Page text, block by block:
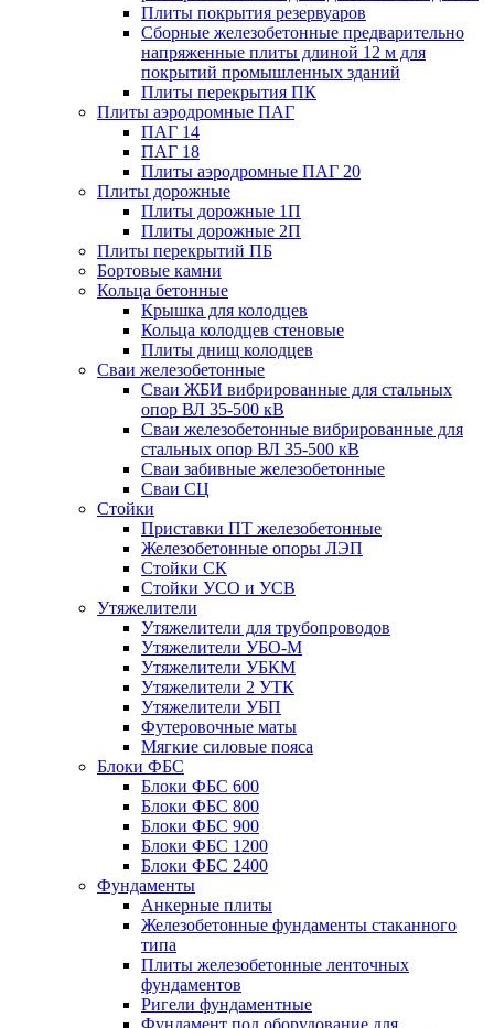
Плиты покрытия резервуаров
Сборные железобетонные предварительно
напряженные плиты длиной 12 м для
покрытий промышленных зданий
Плиты перекрытия ПК
Плиты аэродромные ПАГ
ПАГ 14
ПАГ 18
Плиты аэродромные ПАГ 20
Плиты дорожные
Плиты дорожные 1П
Плиты дорожные 2П
Плиты перекрытий ПБ
Бортовые камни
Кольца бетонные
Крышка для колодцев
Кольца колодцев стеновые
Плиты днищ колодцев
Сваи железобетонные
Сваи ЖБИ вибрированные для стальных
опор ВЛ 35-500 кВ
Сваи железобетонные вибрированные для
стальных опор ВЛ 35-500 кВ
Сваи забивные железобетонные
Сваи СЦ
Стойки
Приставки ПТ железобетонные
Железобетонные опоры ЛЭП
Стойки СК
Стойки УСО и УСВ
Утяжелители
Утяжелители для трубопроводов
Утяжелители УБО-М
Утяжелители УБКМ
Утяжелители 2 УТК
Утяжелители УБП
Футеровочные маты
Мягкие силовые пояса
Блоки ФБС
Блоки ФБС 600
Блоки ФБС 800
Блоки ФБС 900
Блоки ФБС 1200
Блоки ФБС 2400
Фундаменты
Анкерные плиты
Железобетонные фундаменты стаканного
типа
Плиты железобетонные ленточных
фундаментов
Ригели фундаментные
Фундамент под оборудование для